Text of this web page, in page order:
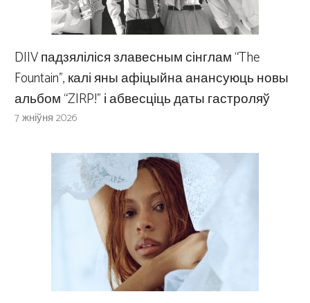
DIIV падзяліліся злавесным сінглам “The
Fountain”, калі яны афіцыйна анансуюць новы
альбом “ZIRP!” і абвесціць даты гастроляў
7 жніўня 2026